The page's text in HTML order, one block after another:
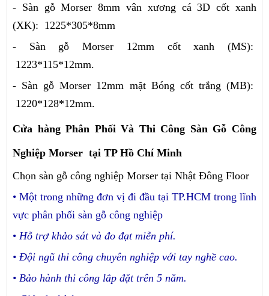
- Sàn gỗ Morser 8mm vân xương cá 3D cốt xanh
(XK): 1225*305*8mm
- Sàn gỗ Morser 12mm cốt xanh (MS):
1223*115*12mm.
- Sàn gỗ Morser 12mm mặt Bóng cốt trắng (MB):
1220*128*12mm.
Cửa hàng Phân Phối Và Thi Công Sàn Gỗ Công
Nghiệp Morser tại TP Hồ Chí Minh
Chọn sàn gỗ công nghiệp Morser tại Nhật Đông Floor
• Một trong những đơn vị đi đầu tại TP.HCM trong lĩnh
vực phân phối sàn gỗ công nghiệp
• Hỗ trợ khảo sát và đo đạt miễn phí.
• Đội ngũ thi công chuyên nghiệp với tay nghề cao.
• Bảo hành thi công lắp đặt trên 5 năm.